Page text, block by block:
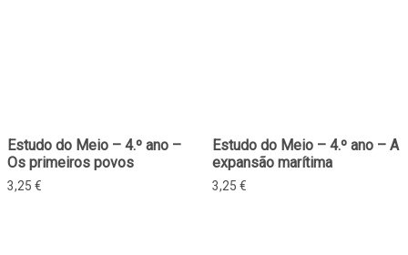
Estudo do Meio – 4.º ano –
Os primeiros povos
3,25 €
Estudo do Meio – 4.º ano – A
expansão marítima
3,25 €